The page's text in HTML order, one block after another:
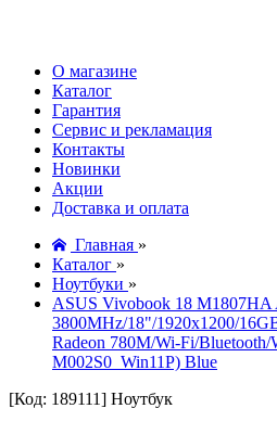
О магазине
Каталог
Гарантия
Сервис и рекламация
Контакты
Новинки
Акции
Доставка и оплата
Главная »
Каталог »
Ноутбуки »
ASUS Vivobook 18 M1807HA
3800MHz/18"/1920x1200/
Radeon 780M/Wi-Fi/
M002S0_Win11P) Blue
[Код: 189111] Ноутбук